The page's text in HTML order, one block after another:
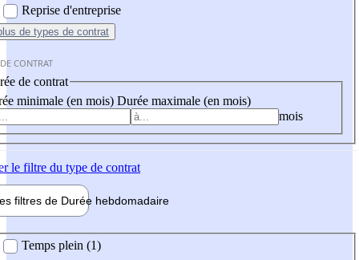
Reprise d'entreprise
de types de contrat
CONTRAT
de contrat
minimale (en mois) Durée maximale (en mois)
mois
le filtre du type de contrat
filtres de Durée hebdomadaire
Temps plein (1)